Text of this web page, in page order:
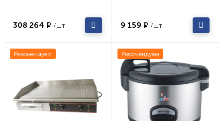
308 264 ₽ /шт 9 159 ₽ /шт
Рекомендуем Рекомендуем